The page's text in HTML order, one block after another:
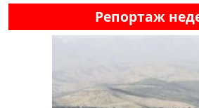
Репортаж